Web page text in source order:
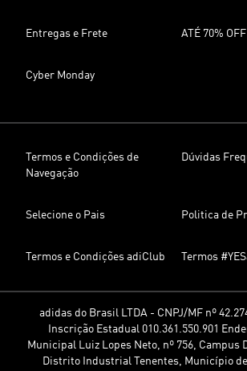
Entregas e Frete ATÉ 70% OFF
Cyber Monday
Termos e Condições de
Navegação
Dúvidas
Selecione o Pais Politica de
Termos e Condições adiClub Termos
adidas do Brasil LTDA - CNPJ/MF nº
Inscrição Estadual 010.361.550.901
Municipal Luiz Lopes Neto, nº 756, Campus
Distrito Industrial Tenentes, Município